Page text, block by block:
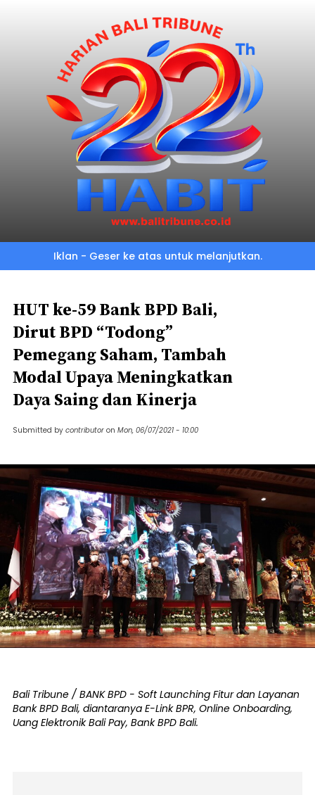
Iklan - Geser ke atas untuk melanjutkan.
HUT ke-59 Bank BPD Bali,
Dirut BPD “Todong”
Pemegang Saham, Tambah
Modal Upaya Meningkatkan
Daya Saing dan Kinerja
Submitted by contributor on Mon, 06/07/2021 - 10:00
Bali Tribune / BANK BPD - Soft Launching Fitur dan Layanan
Bank BPD Bali, diantaranya E-Link BPR, Online Onboarding,
Uang Elektronik Bali Pay, Bank BPD Bali.